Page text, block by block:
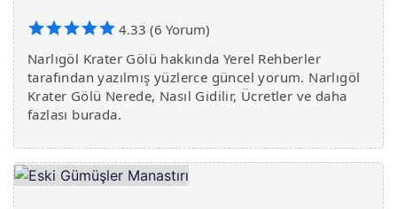
4.33 (6 Yorum)
Narlıgöl Krater Gölü hakkında Yerel Rehberler
tarafından yazılmış yüzlerce güncel yorum. Narlıgöl
Krater Gölü Nerede, Nasıl Gidilir, Ücretler ve daha
fazlası burada.